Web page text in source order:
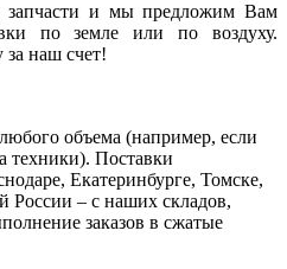
запчасти и мы предложим Вам
по земле или по воздуху.
за наш счет!
объема (например, если
техники). Поставки
Екатеринбурге, Томске,
России – с наших складов,
заказов в сжатые